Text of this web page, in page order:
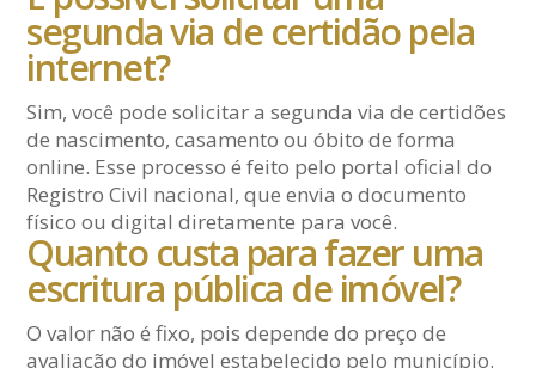
segunda via de certidão pela
internet?
Sim, você pode solicitar a segunda via de certidões
de nascimento, casamento ou óbito de forma
online. Esse processo é feito pelo portal oficial do
Registro Civil nacional, que envia o documento
físico ou digital diretamente para você.
Quanto custa para fazer uma
escritura pública de imóvel?
O valor não é fixo, pois depende do preço de
avaliação do imóvel estabelecido pelo município.